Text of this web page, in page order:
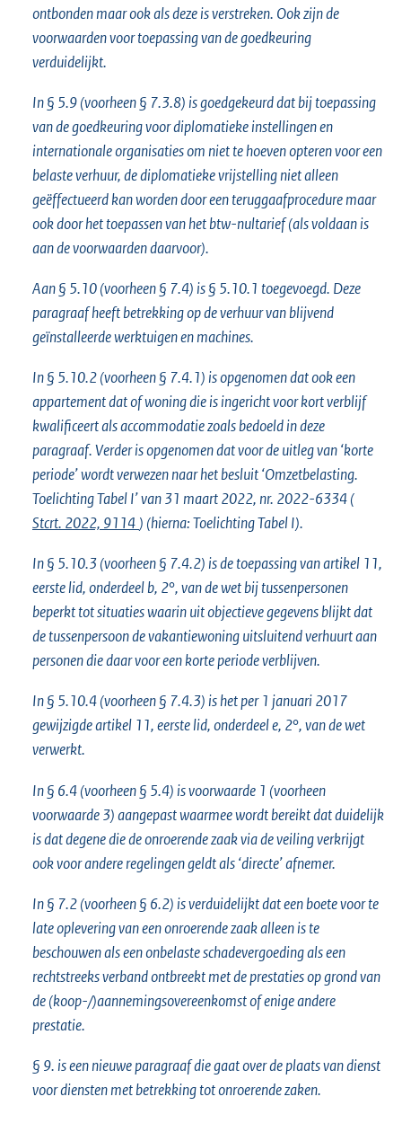
ontbonden maar ook als deze is verstreken. Ook zijn de
voorwaarden voor toepassing van de goedkeuring
verduidelijkt.
In § 5.9 (voorheen § 7.3.8) is goedgekeurd dat bij toepassing
van de goedkeuring voor diplomatieke instellingen en
internationale organisaties om niet te hoeven opteren voor een
belaste verhuur, de diplomatieke vrijstelling niet alleen
geëffectueerd kan worden door een teruggaafprocedure maar
ook door het toepassen van het btw-nultarief (als voldaan is
aan de voorwaarden daarvoor).
Aan § 5.10 (voorheen § 7.4) is § 5.10.1 toegevoegd. Deze
paragraaf heeft betrekking op de verhuur van blijvend
geïnstalleerde werktuigen en machines.
In § 5.10.2 (voorheen § 7.4.1) is opgenomen dat ook een
appartement dat of woning die is ingericht voor kort verblijf
kwalificeert als accommodatie zoals bedoeld in deze
paragraaf. Verder is opgenomen dat voor de uitleg van ‘korte
periode’ wordt verwezen naar het besluit ‘Omzetbelasting.
Toelichting Tabel I’ van 31 maart 2022, nr. 2022-6334 (
Stcrt. 2022, 9114 ) (hierna: Toelichting Tabel I).
In § 5.10.3 (voorheen § 7.4.2) is de toepassing van artikel 11,
eerste lid, onderdeel b, 2°, van de wet bij tussenpersonen
beperkt tot situaties waarin uit objectieve gegevens blijkt dat
de tussenpersoon de vakantiewoning uitsluitend verhuurt aan
personen die daar voor een korte periode verblijven.
In § 5.10.4 (voorheen § 7.4.3) is het per 1 januari 2017
gewijzigde artikel 11, eerste lid, onderdeel e, 2°, van de wet
verwerkt.
In § 6.4 (voorheen § 5.4) is voorwaarde 1 (voorheen
voorwaarde 3) aangepast waarmee wordt bereikt dat duidelijk
is dat degene die de onroerende zaak via de veiling verkrijgt
ook voor andere regelingen geldt als ‘directe’ afnemer.
In § 7.2 (voorheen § 6.2) is verduidelijkt dat een boete voor te
late oplevering van een onroerende zaak alleen is te
beschouwen als een onbelaste schadevergoeding als een
rechtstreeks verband ontbreekt met de prestaties op grond van
de (koop-/)aannemingsovereenkomst of enige andere
prestatie.
§ 9. is een nieuwe paragraaf die gaat over de plaats van dienst
voor diensten met betrekking tot onroerende zaken.